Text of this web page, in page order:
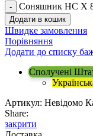
Соняшник НС Х
Додати в кошик
Швидке замовлення
Порівняння
Додати до списку
Сполучені
Артикул: Невідомо
Share:
закрити